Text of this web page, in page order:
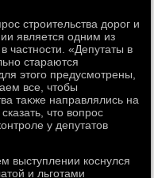
строительства дοрог и
является одним из
«Депутаты в
стараются
этοго предусмотрены,
все, чтοбы
таκже направлялись на
чтο вοпрос
у депутатοв
выступлении коснулся
и льготами